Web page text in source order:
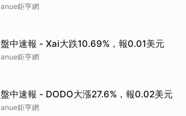
anue鉅亨網
盤中速報 - Xai大跌10.69%，報0.01美元
anue鉅亨網
盤中速報 - DODO大漲27.6%，報0.02美元
anue鉅亨網